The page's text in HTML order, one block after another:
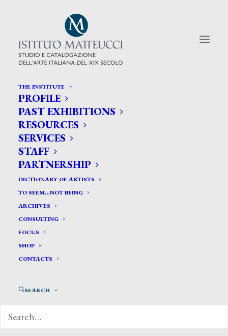
THE INSTITUTE
PROFILE
PAST EXHIBITIONS
RESOURCES
SERVICES
STAFF
PARTNERSHIP
DICTIONARY OF ARTISTS
TO SEEM…NOT BEING
ARCHIVES
CONSULTING
FOCUS
SHOP
CONTACTS
SEARCH
CERCA TRA GLI ARTISTI:
Search
for:
De Laurentis Nicola*
Chieti 1783 – 1832